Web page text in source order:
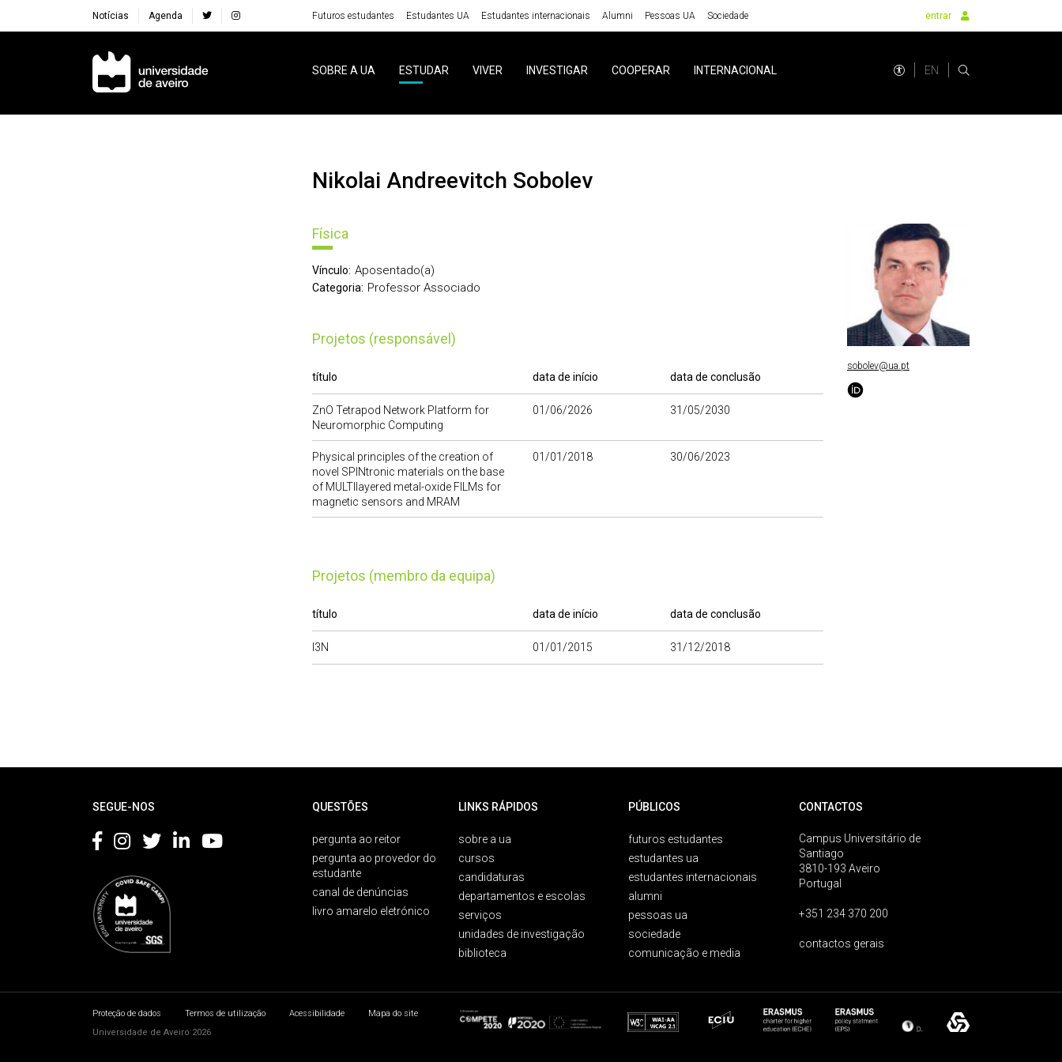
Notícias Agenda Futuros estudantes Estudantes UA Estudantes internacionais Alumni Pessoas UA Sociedade entrar
Navegação Principal
SOBRE A UA ESTUDAR VIVER INVESTIGAR COOPERAR INTERNACIONAL EN
Nikolai Andreevitch Sobolev
Física
Vínculo: Aposentado(a)
Categoria: Professor Associado
Projetos (responsável)
título data de início data de conclusão
ZnO Tetrapod Network Platform for
Neuromorphic Computing
01/06/2026 31/05/2030
Physical principles of the creation of
novel SPINtronic materials on the base
of MULTIlayered metal-oxide FILMs for
magnetic sensors and MRAM
01/01/2018 30/06/2023
Projetos (membro da equipa)
título data de início data de conclusão
I3N 01/01/2015 31/12/2018
sobolev@ua.pt
SEGUE-NOS QUESTÕES
pergunta ao reitor
pergunta ao provedor do
estudante
canal de denúncias
livro amarelo eletrónico
LINKS RÁPIDOS
sobre a ua
cursos
candidaturas
departamentos e escolas
serviços
unidades de investigação
biblioteca
PÚBLICOS
futuros estudantes
estudantes ua
estudantes internacionais
alumni
pessoas ua
sociedade
comunicação e media
CONTACTOS
Campus Universitário de
Santiago
3810-193 Aveiro
Portugal
+351 234 370 200
contactos gerais
Proteção de dados Termos de utilização Acessibilidade
Mapa do site
Universidade de Aveiro 2026